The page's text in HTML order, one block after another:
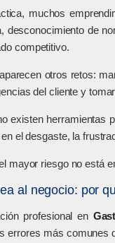
muchos
desconocimiento de
competitivo.
otros retos:
del cliente y
existen herramientas
el desgaste, la
mayor riesgo no está
al negocio: por
profesional en
errores más comunes